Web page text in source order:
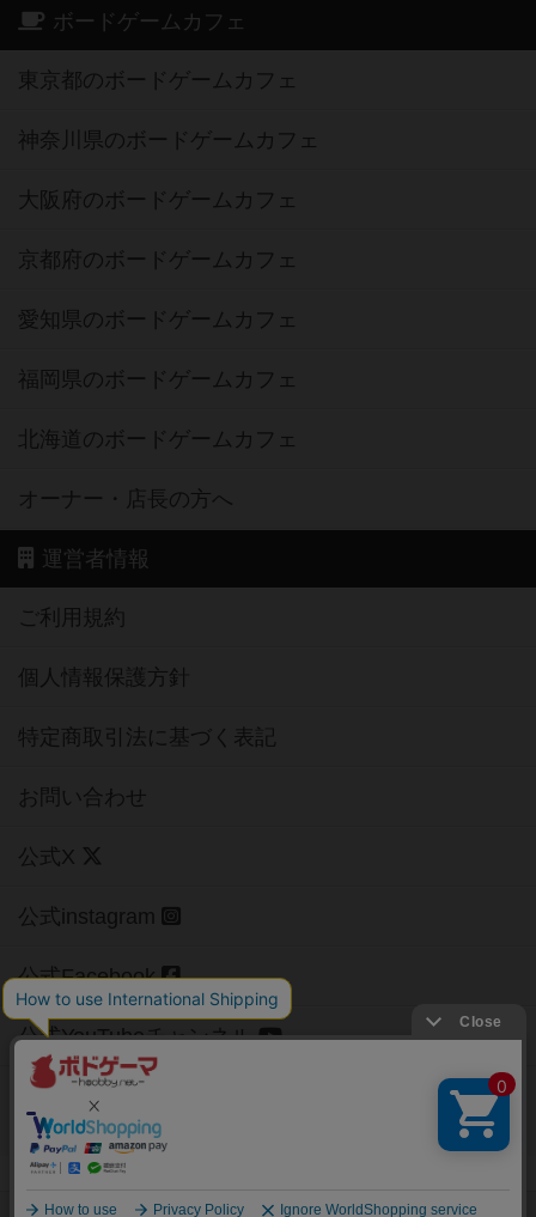
ボードゲームカフェ
東京都のボードゲームカフェ
神奈川県のボードゲームカフェ
大阪府のボードゲームカフェ
京都府のボードゲームカフェ
愛知県のボードゲームカフェ
福岡県のボードゲームカフェ
北海道のボードゲームカフェ
オーナー・店長の方へ
運営者情報
ご利用規約
個人情報保護方針
特定商取引法に基づく表記
お問い合わせ
公式X
公式instagram
公式Facebook
公式YouTubeチャンネル